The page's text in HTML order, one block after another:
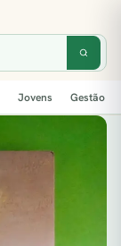
Jovens Gestão